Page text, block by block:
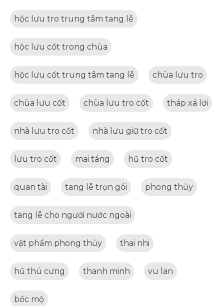
hộc lưu tro trung tâm tang lễ
hộc lưu cốt trong chùa
hộc lưu cốt trung tâm tang lễ chùa lưu tro
chùa lưu cốt chùa lưu tro cốt tháp xá lợi
nhà lưu tro cốt nhà lưu giữ tro cốt
lưu tro cốt mai táng hũ tro cốt
quan tài tang lễ trọn gói phong thủy
tang lễ cho người nước ngoài
vật phẩm phong thủy thai nhi
hũ thú cưng thanh minh vu lan
bốc mộ